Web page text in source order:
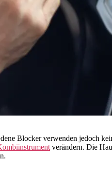
Blocker verwenden jedoch
verändern. Die